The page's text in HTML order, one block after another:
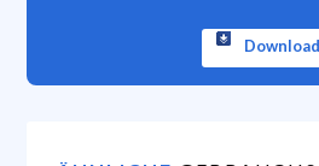
Download